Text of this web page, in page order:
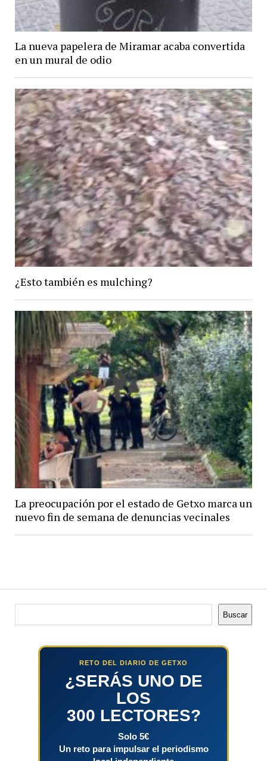
La nueva papelera de Miramar acaba convertida
en un mural de odio
¿Esto también es mulching?
La preocupación por el estado de Getxo marca un
nuevo fin de semana de denuncias vecinales
Buscar
RETO DEL DIARIO DE GETXO
¿SERÁS UNO DE
LOS
300 LECTORES?
Solo 5€
Un reto para impulsar el periodismo